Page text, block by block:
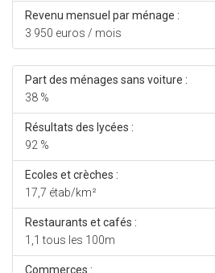
Revenu mensuel par ménage :
3 950 euros / mois
Part des ménages sans voiture :
38 %
Résultats des lycées :
92 %
Ecoles et crèches :
17,7 étab/km²
Restaurants et cafés :
1,1 tous les 100m
Commerces :